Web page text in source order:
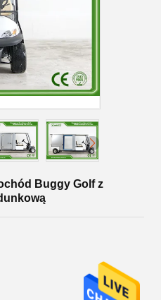
Buggy Golf z